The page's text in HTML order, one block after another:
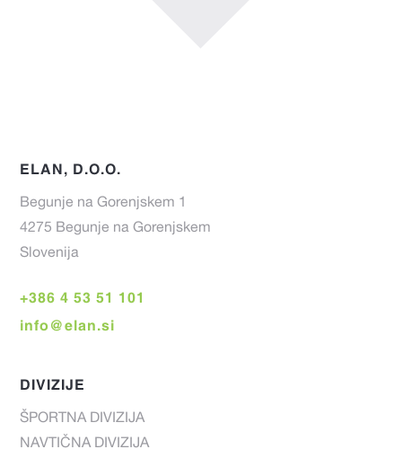
ELAN, D.O.O.
Begunje na Gorenjskem 1
4275 Begunje na Gorenjskem
Slovenija
+386 4 53 51 101
info@elan.si
DIVIZIJE
ŠPORTNA DIVIZIJA
NAVTIČNA DIVIZIJA